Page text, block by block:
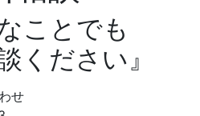
ことでも
ください』
せ